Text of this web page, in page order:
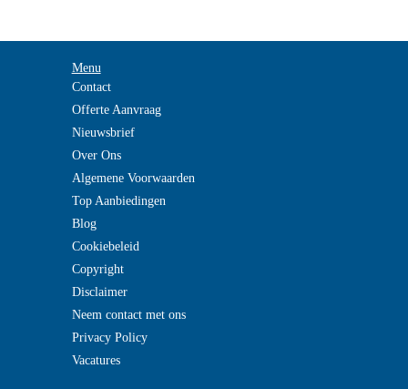
Menu
Contact
Offerte Aanvraag
Nieuwsbrief
Over Ons
Algemene Voorwaarden
Top Aanbiedingen
Blog
Cookiebeleid
Copyright
Disclaimer
Neem contact met ons
Privacy Policy
Vacatures